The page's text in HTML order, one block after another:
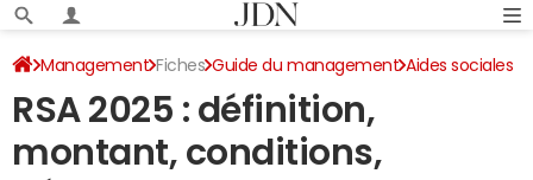
Management Fiches Guide du management Aides sociales
RSA 2025 : définition,
montant, conditions,